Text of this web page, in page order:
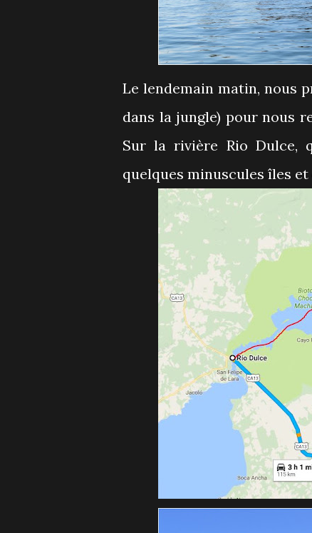
Le lendemain matin, nous
dans la jungle) pour nous
Sur la rivière Rio Dulce,
quelques minuscules îles